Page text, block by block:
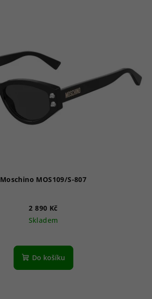
Moschino MOS109/S-807
2 890 Kč
Skladem
Do košíku